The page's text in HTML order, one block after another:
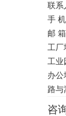
联系
手
邮
工厂
工业
办公
路与
咨